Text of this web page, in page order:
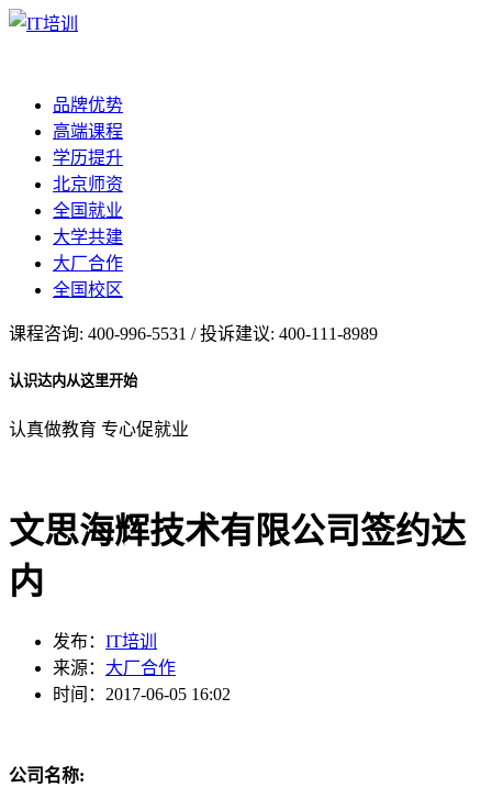
品牌优势
高端课程
学历提升
北京师资
全国就业
大学共建
大厂合作
全国校区
课程咨询: 400-996-5531 / 投诉建议: 400-111-8989
认识达内从这里开始
认真做教育 专心促就业
文思海辉技术有限公司签约达
内
发布： IT培训
来源： 大厂合作
时间：2017-06-05 16:02
公司名称: